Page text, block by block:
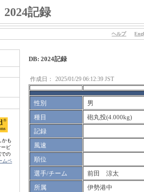
2024記録
ヘルプ
かも
ービ
での
ムペ
DB: 2024記録
作成日： 2025/01/29 06:12:39 JST
性別
男
種目
砲丸投(4.000kg)
記録
風速
順位
選手/チーム
前田 涼太
所属
伊勢港中